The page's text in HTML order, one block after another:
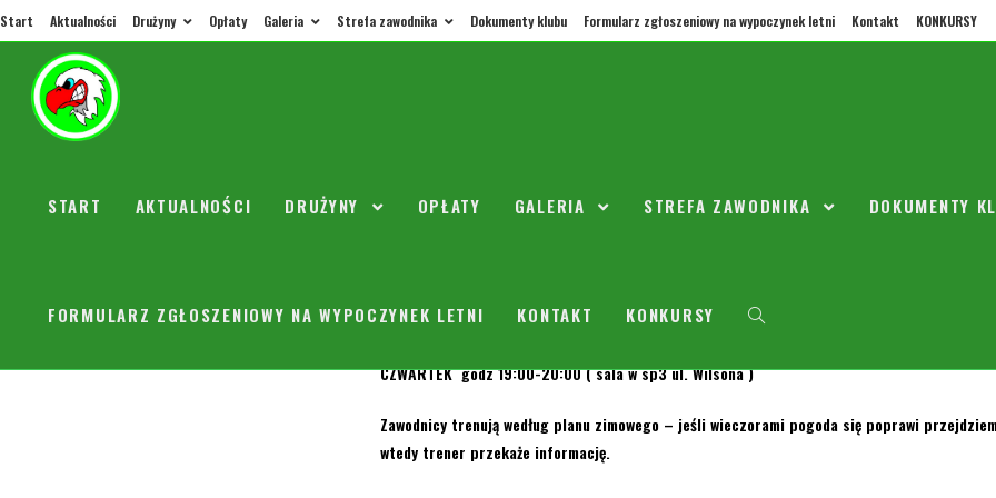
Start Aktualności Drużyny Opłaty Galeria Strefa zawodnika Dokumenty klubu Formularz zgłoszeniowy na wypoczynek letni Kontakt KONKURSY
START AKTUALNOŚCI DRUŻYNY OPŁATY GALERIA STREFA ZAWODNIKA DOKUMENTY
FORMULARZ ZGŁOSZENIOWY NA WYPOCZYNEK LETNI KONTAKT KONKURSY
ŚRODA – godz 18:45-19:45 ( mała sala sp2 ul. Powstańców)
CZWARTEK godz 19:00-20:00 ( sala w sp3 ul. Wilsona )
Zawodnicy trenują według planu zimowego – jeśli wieczorami pogoda się poprawi
wtedy trener przekaże informację.